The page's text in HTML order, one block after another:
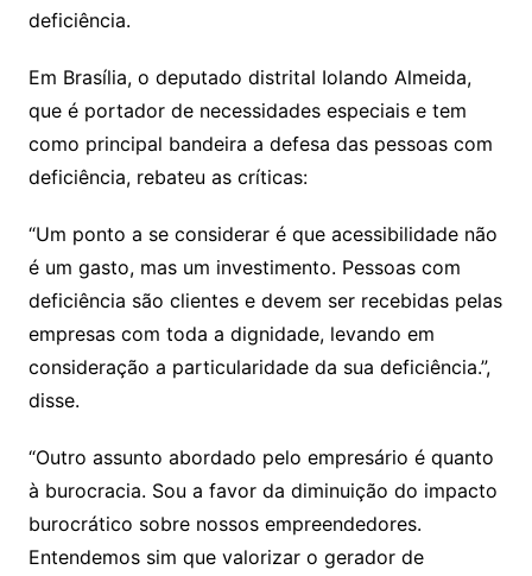
deficiência.
Em Brasília, o deputado distrital Iolando Almeida,
que é portador de necessidades especiais e tem
como principal bandeira a defesa das pessoas com
deficiência, rebateu as críticas:
“Um ponto a se considerar é que acessibilidade não
é um gasto, mas um investimento. Pessoas com
deficiência são clientes e devem ser recebidas pelas
empresas com toda a dignidade, levando em
consideração a particularidade da sua deficiência.”,
disse.
“Outro assunto abordado pelo empresário é quanto
à burocracia. Sou a favor da diminuição do impacto
burocrático sobre nossos empreendedores.
Entendemos sim que valorizar o gerador de